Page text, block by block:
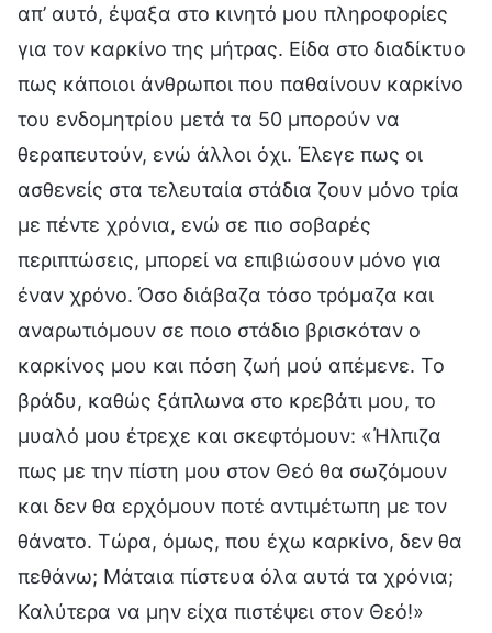
απ’ αυτό, έψαξα στο κινητό μου πληροφορίες
για τον καρκίνο της μήτρας. Είδα στο διαδίκτυο
πως κάποιοι άνθρωποι που παθαίνουν καρκίνο
του ενδομητρίου μετά τα 50 μπορούν να
θεραπευτούν, ενώ άλλοι όχι. Έλεγε πως οι
ασθενείς στα τελευταία στάδια ζουν μόνο τρία
με πέντε χρόνια, ενώ σε πιο σοβαρές
περιπτώσεις, μπορεί να επιβιώσουν μόνο για
έναν χρόνο. Όσο διάβαζα τόσο τρόμαζα και
αναρωτιόμουν σε ποιο στάδιο βρισκόταν ο
καρκίνος μου και πόση ζωή μού απέμενε. Το
βράδυ, καθώς ξάπλωνα στο κρεβάτι μου, το
μυαλό μου έτρεχε και σκεφτόμουν: «Ήλπιζα
πως με την πίστη μου στον Θεό θα σωζόμουν
και δεν θα ερχόμουν ποτέ αντιμέτωπη με τον
θάνατο. Τώρα, όμως, που έχω καρκίνο, δεν θα
πεθάνω; Μάταια πίστευα όλα αυτά τα χρόνια;
Καλύτερα να μην είχα πιστέψει στον Θεό!»